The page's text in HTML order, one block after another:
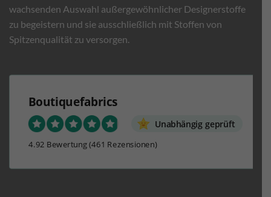
wachsenden Auswahl außergewöhnlicher Designerstoffe
zu begeistern und sie ausschließlich mit Stoffen von
Spitzenqualität zu versorgen.
Boutiquefabrics
Unabhängig geprüft
4.92 Bewertung(461 Rezensionen)